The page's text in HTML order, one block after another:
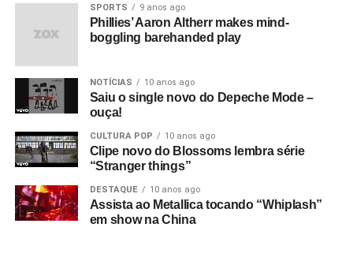
SPORTS 9 anos ago
Phillies’ Aaron Altherr makes mind-
boggling barehanded play
NOTÍCIAS 10 anos ago
Saiu o single novo do Depeche Mode –
ouça!
CULTURA POP 10 anos ago
Clipe novo do Blossoms lembra série
“Stranger things”
DESTAQUE 10 anos ago
Assista ao Metallica tocando “Whiplash”
em show na China